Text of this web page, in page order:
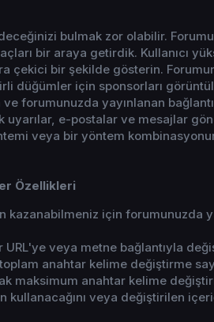
bulmak zor olabilir.
bir araya getirdik. Kullanıcı
çekici bir şekilde gösterin.
düğümler için sponsorları
forumunuzda yayınlanan
uyarılar, e-postalar ve mesajlar
veya bir yöntem
Özellikleri
kazanabilmeniz için forumunuzda
veya metne bağlantıyla
anahtar kelime değiştirme
maksimum anahtar kelime
kullanacağını veya değiştirilen